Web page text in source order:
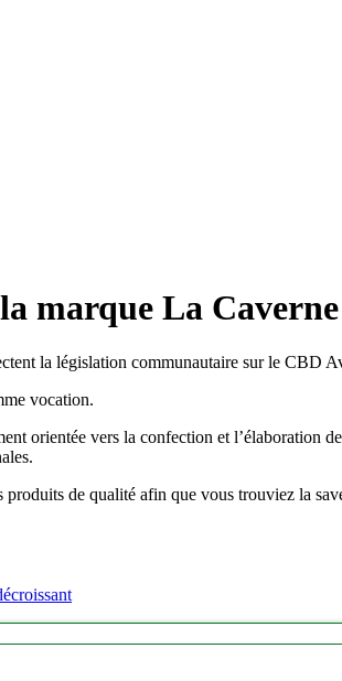
marque La
la législation communautaire sur le CBD
vocation.
orientée vers la confection et
de qualité afin que vous trouviez la